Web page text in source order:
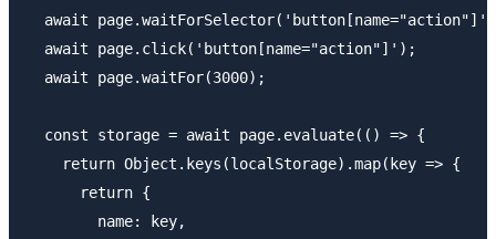
await
  await page.click('button[name="action"]');
  await page.waitFor(3000);
  const storage = await page.evaluate(() => {
    return Object.keys(localStorage).map(key => {
      return {
        name: key,